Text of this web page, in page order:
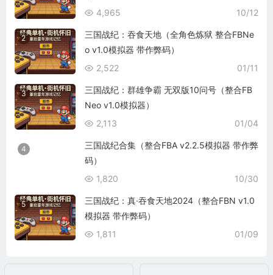
10/12
4,965
2
三国战纪：吞食天地（全角色炼狱 整合FBNe
o v1.0模拟器 带作弊码）
01/11
2,522
3
三国战纪：群雄争霸 无双版10问号（整合FB
Neo v1.0模拟器）
01/04
2,113
4
三国战纪合集（整合FBA v2.2.5模拟器 带作弊
码）
10/30
1,820
5
三国战纪：真·吞食天地2024（整合FBN v1.0
模拟器 带作弊码）
01/09
1,811